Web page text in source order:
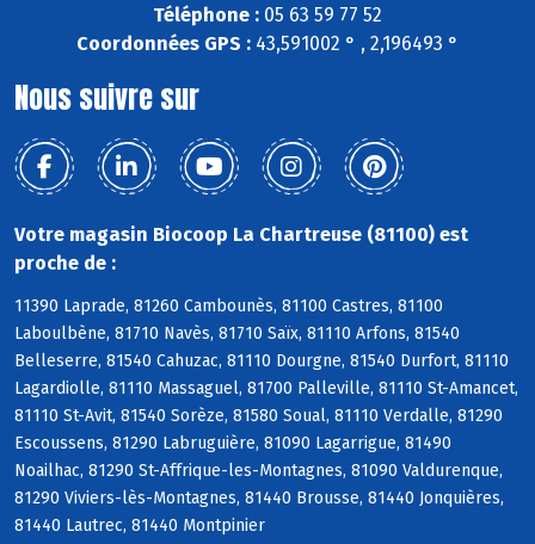
Téléphone : 05 63 59 77 52
Coordonnées GPS : 43,591002 ° , 2,196493 °
Nous suivre sur
Votre magasin Biocoop La Chartreuse (81100) est
proche de :
11390 Laprade, 81260 Cambounès, 81100 Castres, 81100
Laboulbène, 81710 Navès, 81710 Saïx, 81110 Arfons, 81540
Belleserre, 81540 Cahuzac, 81110 Dourgne, 81540 Durfort, 81110
Lagardiolle, 81110 Massaguel, 81700 Palleville, 81110 St-Amancet,
81110 St-Avit, 81540 Sorèze, 81580 Soual, 81110 Verdalle, 81290
Escoussens, 81290 Labruguière, 81090 Lagarrigue, 81490
Noailhac, 81290 St-Affrique-les-Montagnes, 81090 Valdurenque,
81290 Viviers-lès-Montagnes, 81440 Brousse, 81440 Jonquières,
81440 Lautrec, 81440 Montpinier